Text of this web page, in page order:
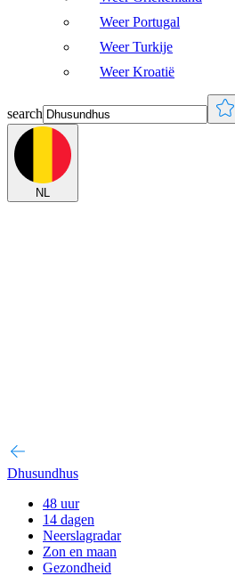
Weer Portugal
Weer Turkije
Weer Kroatië
search
NL
Dhusundhus
48 uur
14 dagen
Neerslagradar
Zon en maan
Gezondheid